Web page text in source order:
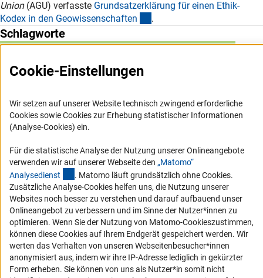
Union(AGU) verfasste Grundsatzerklärung für einen Ethik-
Kodex in den Geowissenschaften .
Schlagworte
RSS-Feed
Barrierefreiheit
Erklärung zur Barrierefreiheit
Barriere melden
Links
Zum Download des Kodex
Cookie-Einstellungen
Wir setzen auf unserer Website technisch zwingend erforderliche
Cookies sowie Cookies zur Erhebung statistischer Informationen
(Analyse-Cookies) ein.
Für die statistische Analyse der Nutzung unserer Onlineangebote
verwenden wir auf unserer Webseite den „Matomo“
Analysedienst (externer Link)
. Matomo läuft grundsätzlich ohne Cookies.
Zusätzliche Analyse-Cookies helfen uns, die Nutzung unserer
Websites noch besser zu verstehen und darauf aufbauend unser
Onlineangebot zu verbessern und im Sinne der Nutzer*innen zu
optimieren. Wenn Sie der Nutzung von Matomo-Cookieszustimmen,
können diese Cookies auf Ihrem Endgerät gespeichert werden. Wir
werten das Verhalten von unseren Webseitenbesucher*innen
anonymisiert aus, indem wir ihre IP-Adresse lediglich in gekürzter
Form erheben. Sie können von uns als Nutzer*in somit nicht